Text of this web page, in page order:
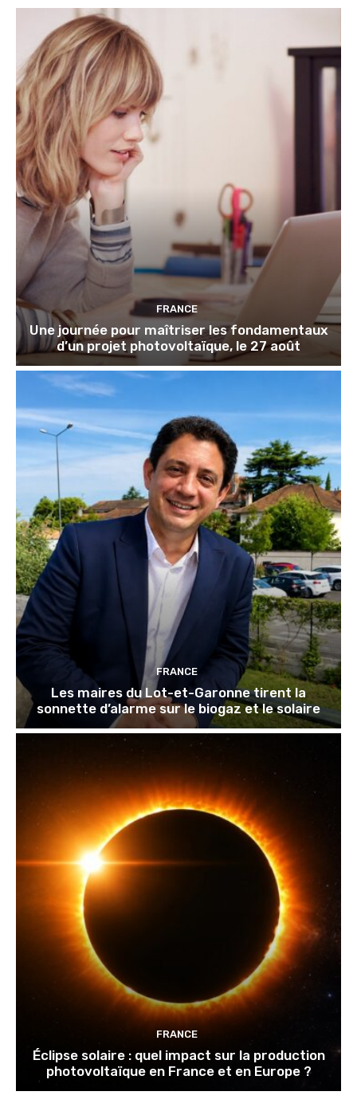
FRANCE
Une journée pour maîtriser les fondamentaux
d’un projet photovoltaïque, le 27 août
FRANCE
Les maires du Lot-et-Garonne tirent la
sonnette d’alarme sur le biogaz et le solaire
FRANCE
Éclipse solaire : quel impact sur la production
photovoltaïque en France et en Europe ?